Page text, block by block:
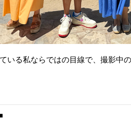
いる私ならではの目線で、撮影中